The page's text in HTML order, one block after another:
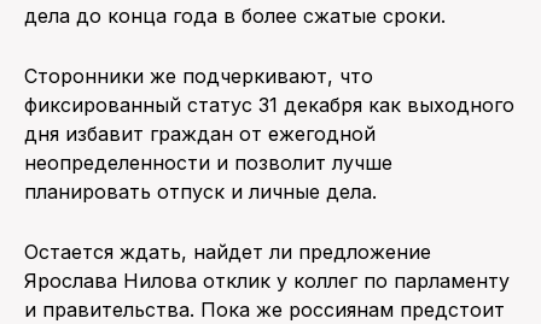
дела до конца года в более сжатые сроки.
Сторонники же подчеркивают, что
фиксированный статус 31 декабря как выходного
дня избавит граждан от ежегодной
неопределенности и позволит лучше
планировать отпуск и личные дела.
Остается ждать, найдет ли предложение
Ярослава Нилова отклик у коллег по парламенту
и правительства. Пока же россиянам предстоит